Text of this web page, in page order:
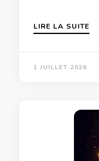
LIRE LA SUITE
1 JUILLET 2026